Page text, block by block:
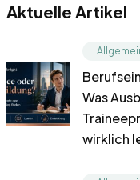
Aktuelle Artikel
Was
wirklich